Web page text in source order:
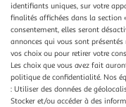
identifiants uniques, sur votre
finalités affichées dans la section
consentement, elles seront
annonces qui vous sont
vos choix ou pour retirer votre
Les choix que vous avez fait
politique de confidentialité. Nos
: Utiliser des données de
Stocker et/ou accéder à des